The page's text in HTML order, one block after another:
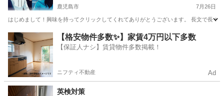
鹿児島市 7月26日
はじめまして！興味を持ってクリックしてくれてありがとうございます。 長文で長
鹿児島 鹿児島市 英語 ネイティブ
【格安物件多数✨】家賃4万円以下多数
【保証人ナシ】賃貸物件多数掲載！
ニフティ不動産 Ad
英検対策